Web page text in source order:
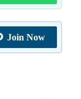
Join Now